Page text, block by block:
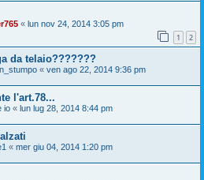
« lun nov 24, 2014 3:05 pm
1 2
da telaio???????
« ven ago 22, 2014 9:36 pm
l'art.78...
io « lun lug 28, 2014 8:44 pm
« mer giu 04, 2014 1:20 pm